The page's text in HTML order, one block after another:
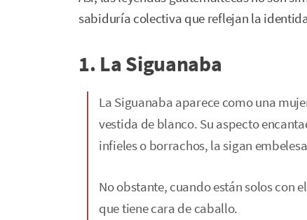
sabiduría colectiva que reflejan la
1. La Siguanaba
La Siguanaba aparece como una
vestida de blanco. Su aspecto
infieles o borrachos, la sigan
No obstante, cuando están solos con
que tiene cara de caballo.